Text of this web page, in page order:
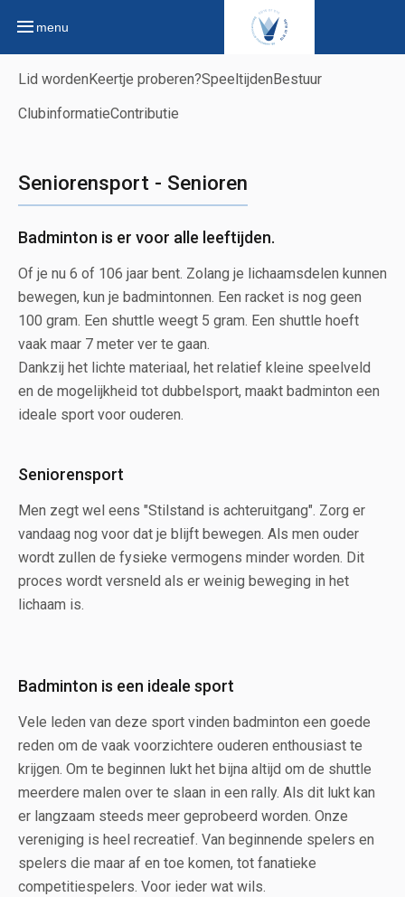
menu
Lid worden Keertje proberen?Speeltijden Bestuur
ClubinformatieContributie
Seniorensport - Senioren
Badminton is er voor alle leeftijden.
Of je nu 6 of 106 jaar bent. Zolang je lichaamsdelen kunnen
bewegen, kun je badmintonnen. Een racket is nog geen
100 gram. Een shuttle weegt 5 gram. Een shuttle hoeft
vaak maar 7 meter ver te gaan.
Dankzij het lichte materiaal, het relatief kleine speelveld
en de mogelijkheid tot dubbelsport, maakt badminton een
ideale sport voor ouderen.
Seniorensport
Men zegt wel eens "Stilstand is achteruitgang". Zorg er
vandaag nog voor dat je blijft bewegen. Als men ouder
wordt zullen de fysieke vermogens minder worden. Dit
proces wordt versneld als er weinig beweging in het
lichaam is.
Badminton is een ideale sport
Vele leden van deze sport vinden badminton een goede
reden om de vaak voorzichtere ouderen enthousiast te
krijgen. Om te beginnen lukt het bijna altijd om de shuttle
meerdere malen over te slaan in een rally. Als dit lukt kan
er langzaam steeds meer geprobeerd worden. Onze
vereniging is heel recreatief. Van beginnende spelers en
spelers die maar af en toe komen, tot fanatieke
competitiespelers. Voor ieder wat wils.